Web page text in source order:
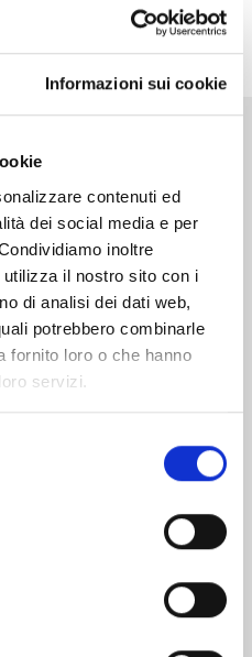
Informazioni sui cookie
contenuti ed
dei social media e per
inoltre
il nostro sito con i
di analisi dei dati web,
potrebbero combinarle
fornito loro o che hanno
servizi.
Yui e i guerrieri di
in mano…
serie